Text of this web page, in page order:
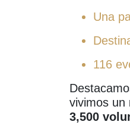
Una
116
vivimos un
3,500